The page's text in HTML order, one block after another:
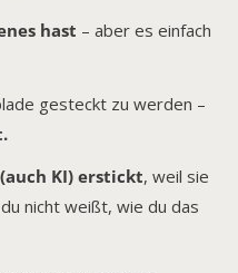
hast – aber es einfach
gesteckt zu werden –
KI) erstickt, weil sie
nicht weißt, wie du das